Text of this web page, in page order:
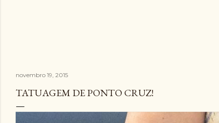
novembro 19, 2015
TATUAGEM DE PONTO CRUZ!